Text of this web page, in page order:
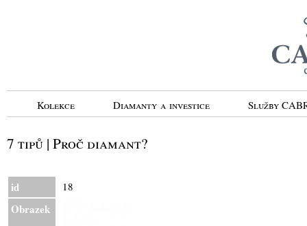
Kolekce Diamanty a investice Služby
7 tipů | Proč diamant?
id 18
Obrazek